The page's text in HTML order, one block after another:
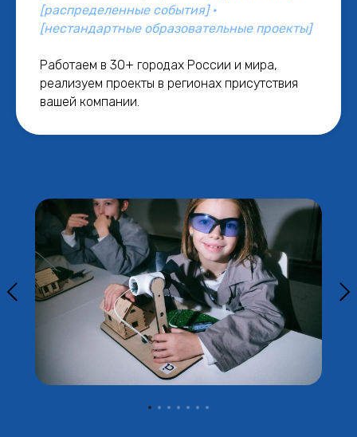
[распределенные события] ·
[нестандартные образовательные проекты]
Работаем в 30+ городах России и мира,
реализуем проекты в регионах присутствия
вашей компании.